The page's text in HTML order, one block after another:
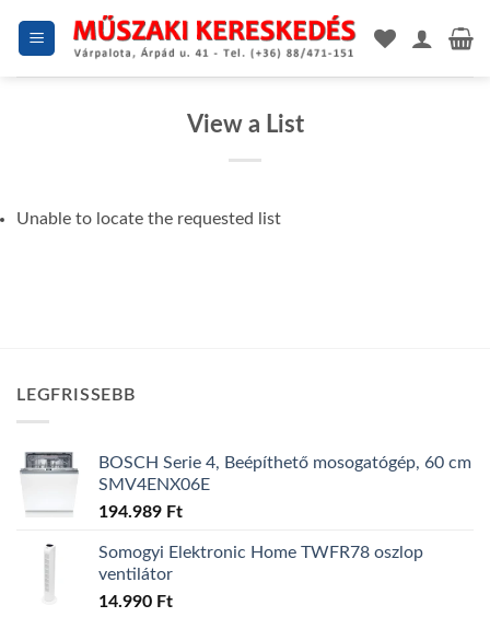
View a List
Unable to locate the requested list
LEGFRISSEBB
BOSCH Serie 4, Beépíthető mosogatógép, 60 cm
SMV4ENX06E
194.989 Ft
Somogyi Elektronic Home TWFR78 oszlop
ventilátor
14.990 Ft